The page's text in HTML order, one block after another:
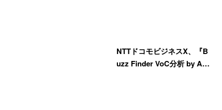
NTTドコモビジネスX、『B
uzz Finder VoC分析 by A…